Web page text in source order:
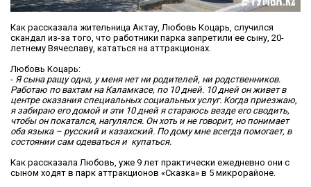
Как рассказала жительница Актау, Любовь Коцарь, случился
скандал из-за того, что работники парка запретили ее сыну, 20-
летнему Вячеславу, кататься на аттракционах.
Любовь Коцарь:
- Я сына ращу одна, у меня нет ни родителей, ни родственников.
Работаю по вахтам на Каламкасе, по 10 дней. 10 дней он живет в
центре оказания специальных социальных услуг. Когда приезжаю,
я забираю его домой и эти 10 дней я стараюсь везде его сводить,
чтобы он покатался, нагулялся. Он хоть и не говорит, но понимает
оба языка – русский и казахский. По дому мне всегда помогает, в
состоянии сам одеваться и купаться.
Как рассказала Любовь, уже 9 лет практически ежедневно они с
сыном ходят в парк аттракционов «Сказка» в 5 микрорайоне.